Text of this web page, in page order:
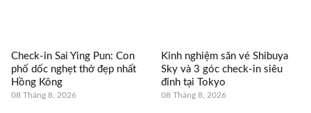
Check-in Sai Ying Pun: Con
phố dốc nghẹt thở đẹp nhất
Hồng Kông
08 Tháng 8, 2026
Kinh nghiệm săn vé Shibuya
Sky và 3 góc check-in siêu
đỉnh tại Tokyo
08 Tháng 8, 2026